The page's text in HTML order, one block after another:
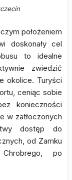
położeniem
doskonały cel
to idealne
zwiedzić
okolice. Turyści
ceniąc sobie
konieczności
w zatłoczonych
dostęp do
od Zamku
po